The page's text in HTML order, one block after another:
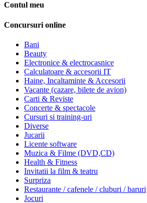
Contul meu
Concursuri online
Bani
Beauty
Electronice & electrocasnice
Calculatoare & accesorii IT
Haine, Incaltaminte & Accesorii
Vacante (cazare, bilete de avion)
Carti & Reviste
Concerte & spectacole
Cursuri si training-uri
Diverse
Jucarii
Licente software
Muzica & Filme (DVD,CD)
Health & Fitness
Invitatii la film & teatru
Surpriza
Restaurante / cafenele / cluburi / baruri
Jocuri